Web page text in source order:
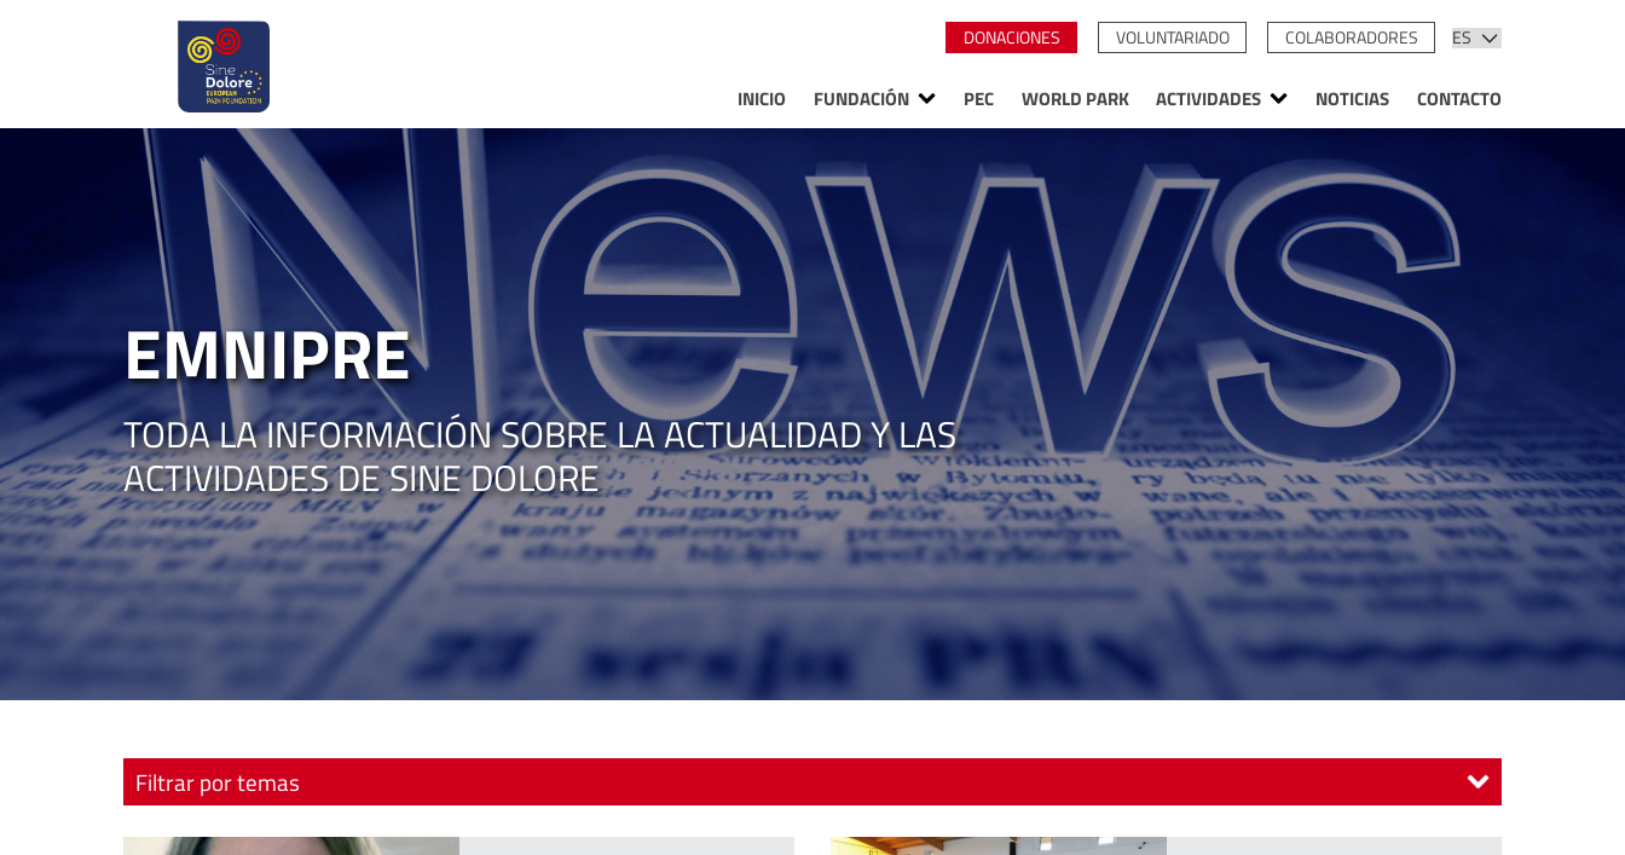
DONACIONES VOLUNTARIADO COLABORADORES
INICIO FUNDACIÓN PEC WORLD PARK ACTIVIDADES NOTICIAS CONTACTO
EMNIPRE
TODA LA INFORMACIÓN SOBRE LA ACTUALIDAD Y LAS
ACTIVIDADES DE SINE DOLORE
Filtrar por temas
SINE DOLORE AWARDS SINE DOLORE ESCUELA PACIENTES ASOCIACIÓN